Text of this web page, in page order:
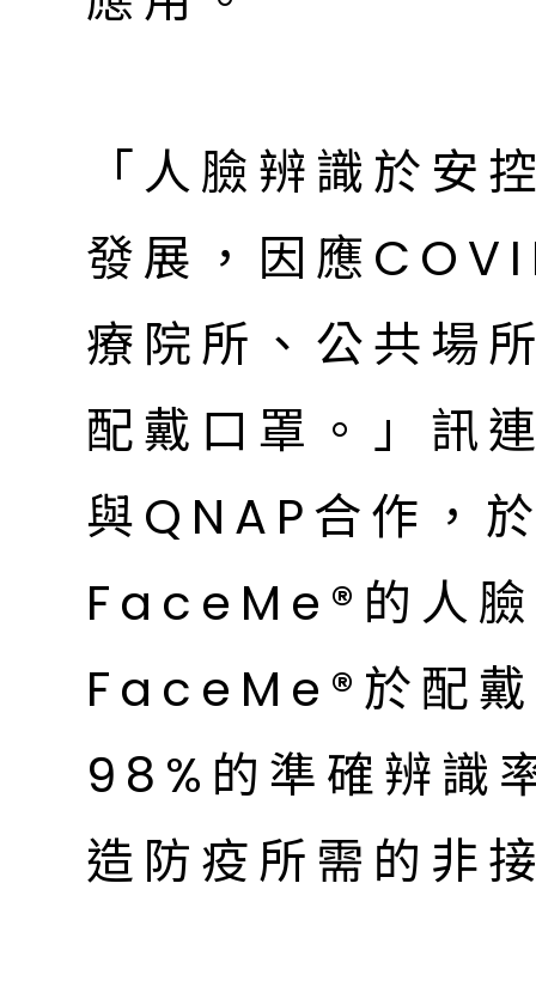
「人臉辨識於安
發展，因應
療院所、公共場
配戴口罩。」訊
與QNAP合作，
FaceMe®的人
FaceMe®於配
98%的準確辨識
造防疫所需的非